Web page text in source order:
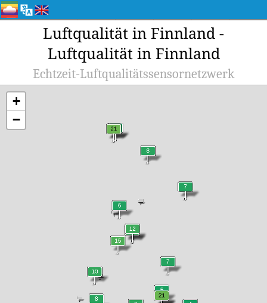
Luftqualität in Finnland -
Luftqualität in Finnland
Echtzeit-Luftqualitätssensornetzwerk
+
−